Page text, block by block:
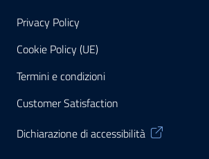
Privacy Policy
Cookie Policy (UE)
Termini e condizioni
Customer Satisfaction
Dichiarazione di accessibilità